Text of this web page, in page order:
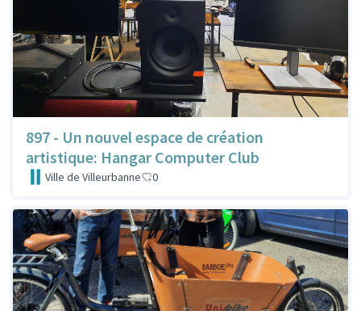
897 - Un nouvel espace de création
artistique: Hangar Computer Club
Ville de Villeurbanne 0